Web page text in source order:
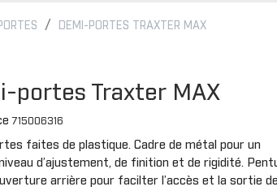
Barre anti-intrusion
Tapis
Fenêtres
Cabines
Haut
Veste
Cagoule/tour de cou
Casquette/bonnet
DEMI-PORTES TRAXTER MAX
portes Traxter MAX
715006316
faites de plastique. Cadre de métal pour un
d’ajustement, de finition et de rigidité.
arrière pour facilter l’accès et la sortie